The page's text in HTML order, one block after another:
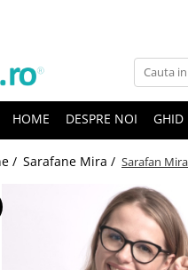
HOME DESPRE NOI GHID
/ Sarafane Mira / Sarafan